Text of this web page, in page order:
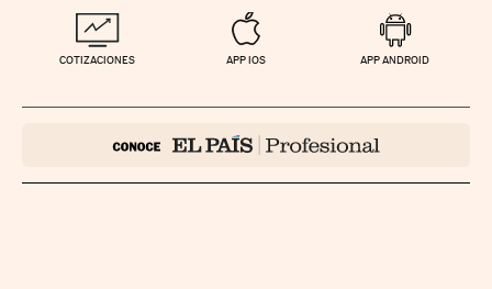
COTIZACIONES APP IOS APP ANDROID